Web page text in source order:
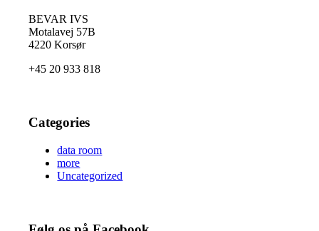
BEVAR IVS
Motalavej 57B
4220 Korsør
+45 20 933 818
Categories
data room
more
Uncategorized